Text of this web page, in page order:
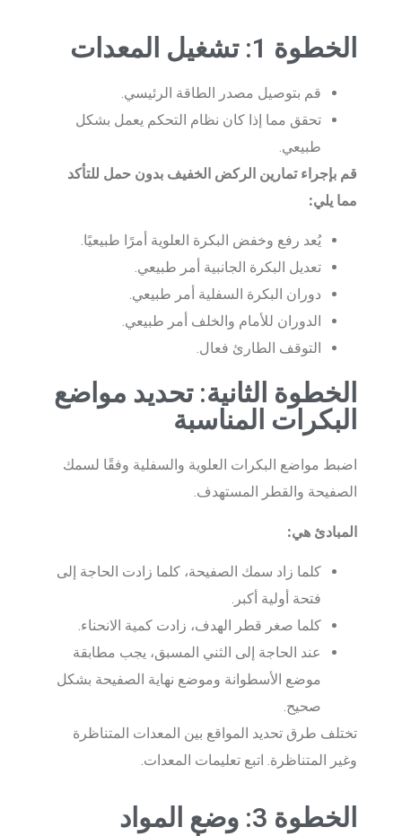
الخطوة 1: تشغيل المعدات
قم بتوصيل مصدر الطاقة الرئيسي.
تحقق مما إذا كان نظام التحكم يعمل بشكل
طبيعي.
قم بإجراء تمارين الركض الخفيف بدون حمل للتأكد
مما يلي:
يُعد رفع وخفض البكرة العلوية أمرًا طبيعيًا.
تعديل البكرة الجانبية أمر طبيعي.
دوران البكرة السفلية أمر طبيعي.
الدوران للأمام والخلف أمر طبيعي.
التوقف الطارئ فعال.
الخطوة الثانية: تحديد مواضع
البكرات المناسبة
اضبط مواضع البكرات العلوية والسفلية وفقًا لسمك
الصفيحة والقطر المستهدف.
المبادئ هي:
كلما زاد سمك الصفيحة، كلما زادت الحاجة إلى
فتحة أولية أكبر.
كلما صغر قطر الهدف، زادت كمية الانحناء.
عند الحاجة إلى الثني المسبق، يجب مطابقة
موضع الأسطوانة وموضع نهاية الصفيحة بشكل
صحيح.
تختلف طرق تحديد المواقع بين المعدات المتناظرة
وغير المتناظرة. اتبع تعليمات المعدات.
الخطوة 3: وضع المواد